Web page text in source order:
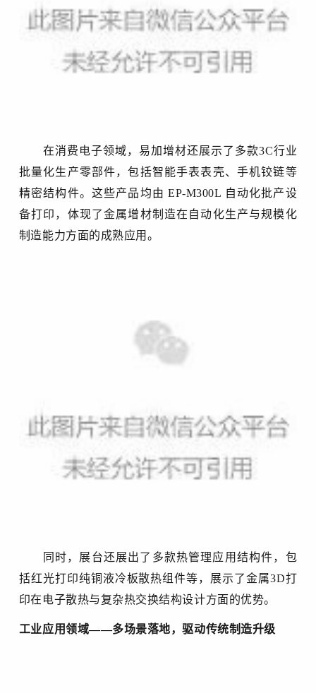
在消费电子领域，易加增材还展示了多款3C行业
批量化生产零部件，包括智能手表表壳、手机铰链等
精密结构件。这些产品均由 EP-M300L 自动化批产设
备打印 ，体现了金属增材制造在 自动化生产与规模化
制造能力方面的成熟应用。
同时，展台还展出了多款热管理应用结构件， 包
括红光打印纯铜液冷板散热组件等，展示了金属3D打
印在电子散热与复杂热交换结构设计方面的优势。
工业应用领域——多场景落地，驱动传统制造升级